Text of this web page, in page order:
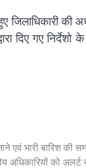
जिलाधिकारी की
दिए गए
एवं भारी बारिश की
अधिकारियों को अलर्ट